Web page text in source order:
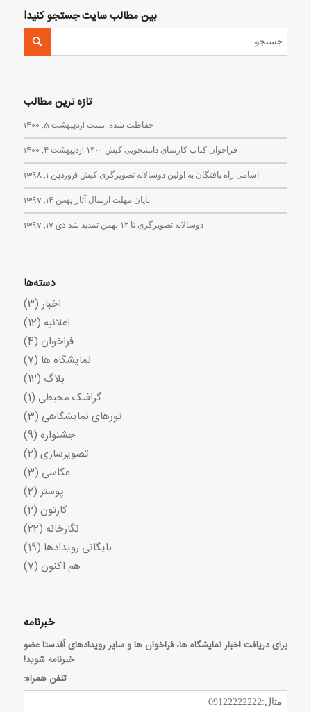
بین مطالب سایت جستجو کنید!
تازه ترین مطالب
حفاظت شده: تست اردیبهشت 5, 1400
فراخوان کتاب کارنمای دانشجویی کیش ۱۴۰۰ اردیبهشت 4, 1400
اسامی راه یافتگان به اولین دوسالانه تصویرگری کیش فروردین 1, 1398
پایان مهلت ارسال آثار بهمن 14, 1397
دوسالانه تصویرگری تا ۱۲ بهمن تمدید شد دی 17, 1397
دسته‌ها
اخبار(3)
اعلانیه (12)
فراخوان (4)
نمایشگاه ها (7)
بلاگ (12)
گرافیک محیطی (1)
تورهای نمایشگاهی (3)
جشنواره (9)
تصویرسازی (2)
عکاسی (3)
پوستر(2)
کارتون (2)
نگارخانه (22)
بایگانی رویدادها (19)
هم اکنون (7)
خبرنامه
برای دریافت اخبار نمایشگاه ها، فراخوان ها و سایر رویدادهای اَفدستا عضو
خبرنامه شوید!
تلفن همراه: